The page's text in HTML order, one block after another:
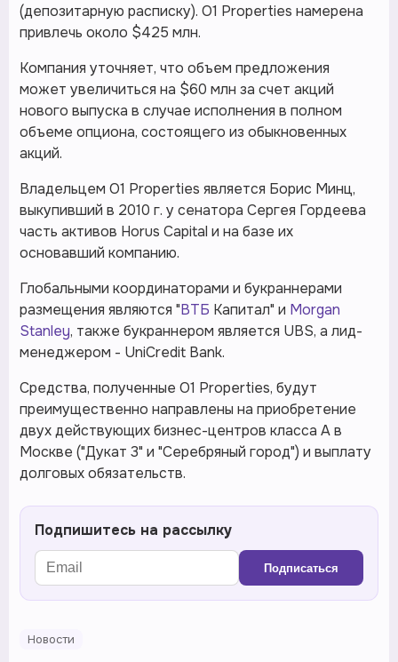
(депозитарную расписку). O1 Properties намерена
привлечь около $425 млн.
Компания уточняет, что объем предложения
может увеличиться на $60 млн за счет акций
нового выпуска в случае исполнения в полном
объеме опциона, состоящего из обыкновенных
акций.
Владельцем О1 Properties является Борис Минц,
выкупивший в 2010 г. у сенатора Сергея Гордеева
часть активов Horus Capital и на базе их
основавший компанию.
Глобальными координаторами и букраннерами
размещения являются "ВТБ Капитал" и Morgan
Stanley, также букраннером является UBS, а лид-
менеджером - UniCredit Bank.
Средства, полученные O1 Properties, будут
преимущественно направлены на приобретение
двух действующих бизнес-центров класса А в
Москве ("Дукат 3" и "Серебряный город") и выплату
долговых обязательств.
Подпишитесь на рассылку
Подписаться
Новости